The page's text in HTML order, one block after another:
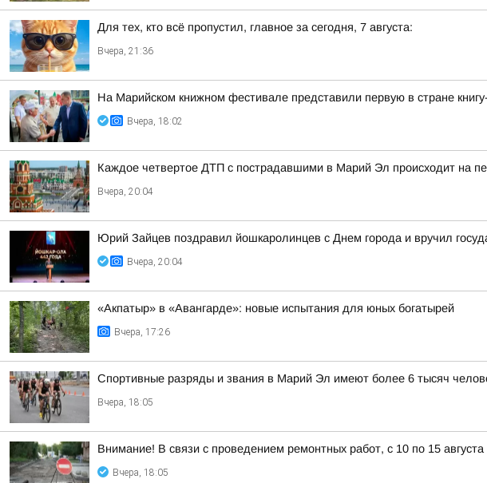
Для тех, кто всё пропустил, главное за сегодня, 7 августа:
Вчера, 21:36
На Марийском книжном фестивале представили первую в стране
Вчера, 18:02
Каждое четвертое ДТП с пострадавшими в Марий Эл происходит на
Вчера, 20:04
Юрий Зайцев поздравил йошкаролинцев с Днем города и вручил
Вчера, 20:04
«Акпатыр» в «Авангарде»: новые испытания для юных богатырей
Вчера, 17:26
Спортивные разряды и звания в Марий Эл имеют более 6 тысяч
Вчера, 18:05
Внимание! В связи с проведением ремонтных работ, с 10 по 15 августа
Вчера, 18:05